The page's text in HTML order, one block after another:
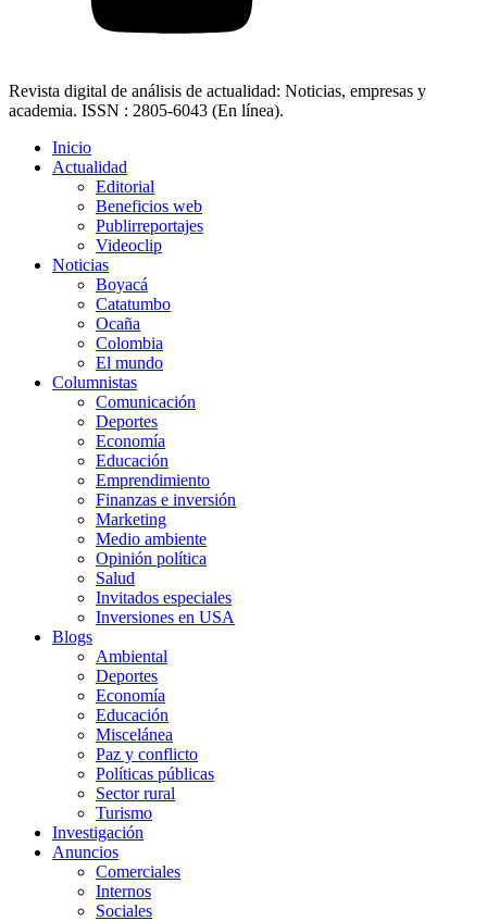
Revista digital de análisis de actualidad: Noticias, empresas y
academia. ISSN : 2805-6043 (En línea).
Inicio
Actualidad
Editorial
Beneficios web
Publirreportajes
Videoclip
Noticias
Boyacá
Catatumbo
Ocaña
Colombia
El mundo
Columnistas
Comunicación
Deportes
Economía
Educación
Emprendimiento
Finanzas e inversión
Marketing
Medio ambiente
Opinión política
Salud
Invitados especiales
Inversiones en USA
Blogs
Ambiental
Deportes
Economía
Educación
Miscelánea
Paz y conflicto
Políticas públicas
Sector rural
Turismo
Investigación
Anuncios
Comerciales
Internos
Sociales